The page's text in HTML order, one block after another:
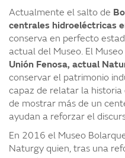
Actualmente el salto de
centrales hidroeléctricas
conserva en perfecto
actual del Museo. El
Unión Fenosa, actual
conservar el patrimonio
capaz de relatar la
de mostrar más de un
ayudan a reforzar el
En 2016 el Museo
Naturgy quien, tras una